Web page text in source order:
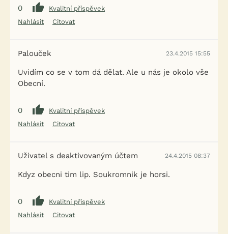
0
Kvalitní příspěvek
Nahlásit
Citovat
Palouček 23.4.2015 15:55
Uvidím co se v tom dá dělat. Ale u nás je okolo vše
Obecní.
0
Kvalitní příspěvek
Nahlásit
Citovat
Uživatel s deaktivovaným účtem 24.4.2015 08:37
Kdyz obecni tim lip. Soukromnik je horsi.
0
Kvalitní příspěvek
Nahlásit
Citovat